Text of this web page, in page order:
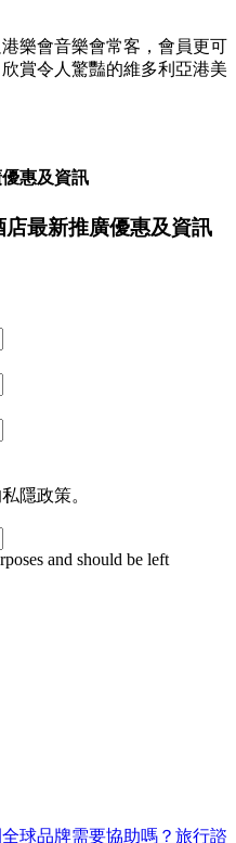
樂會音樂會常客，會員更可
賞令人驚豔的維多利亞港美
惠及資訊
最新推廣優惠及資訊
隱政策。
and should be left
球品牌需要協助嗎？ 旅行諮